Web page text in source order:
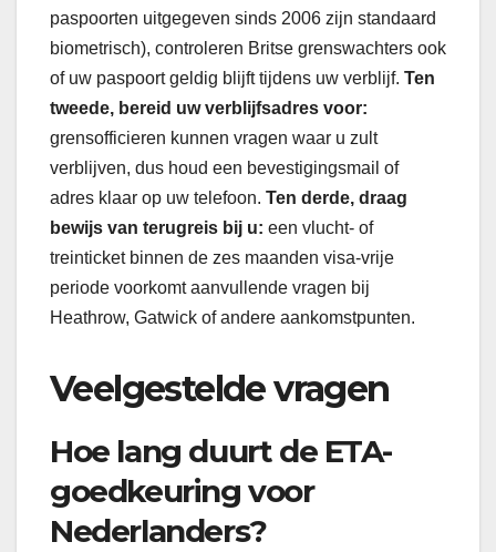
paspoorten uitgegeven sinds 2006 zijn standaard
biometrisch), controleren Britse grenswachters ook
of uw paspoort geldig blijft tijdens uw verblijf. Ten
tweede, bereid uw verblijfsadres voor:
grensofficieren kunnen vragen waar u zult
verblijven, dus houd een bevestigingsmail of
adres klaar op uw telefoon. Ten derde, draag
bewijs van terugreis bij u: een vlucht- of
treinticket binnen de zes maanden visa-vrije
periode voorkomt aanvullende vragen bij
Heathrow, Gatwick of andere aankomstpunten.
Veelgestelde vragen
Hoe lang duurt de ETA-
goedkeuring voor
Nederlanders?